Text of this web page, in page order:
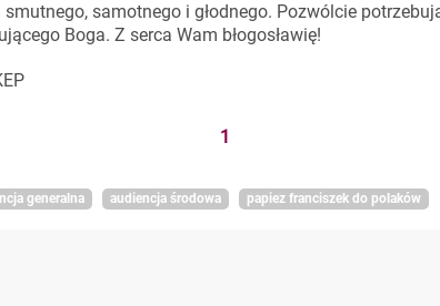
smutnego, samotnego i głodnego. Pozwólcie
Boga. Z serca Wam błogosławię!
1
generalna audiencja środowa papiez franciszek do polaków